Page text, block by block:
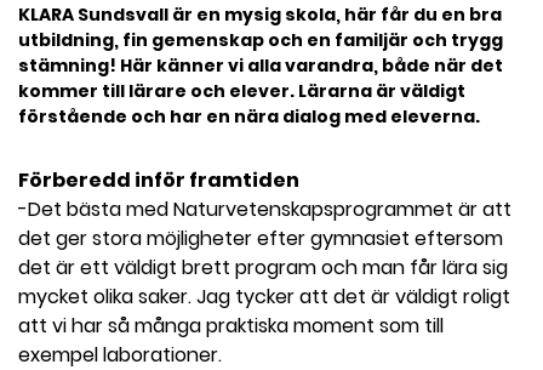
KLARA Sundsvall är en mysig skola, här får du en bra
utbildning, fin gemenskap och en familjär och trygg
stämning! Här känner vi alla varandra, både när det
kommer till lärare och elever. Lärarna är väldigt
förstående och har en nära dialog med eleverna.
Förberedd inför framtiden
-Det bästa med Naturvetenskapsprogrammet är att
det ger stora möjligheter efter gymnasiet eftersom
det är ett väldigt brett program och man får lära sig
mycket olika saker. Jag tycker att det är väldigt roligt
att vi har så många praktiska moment som till
exempel laborationer.